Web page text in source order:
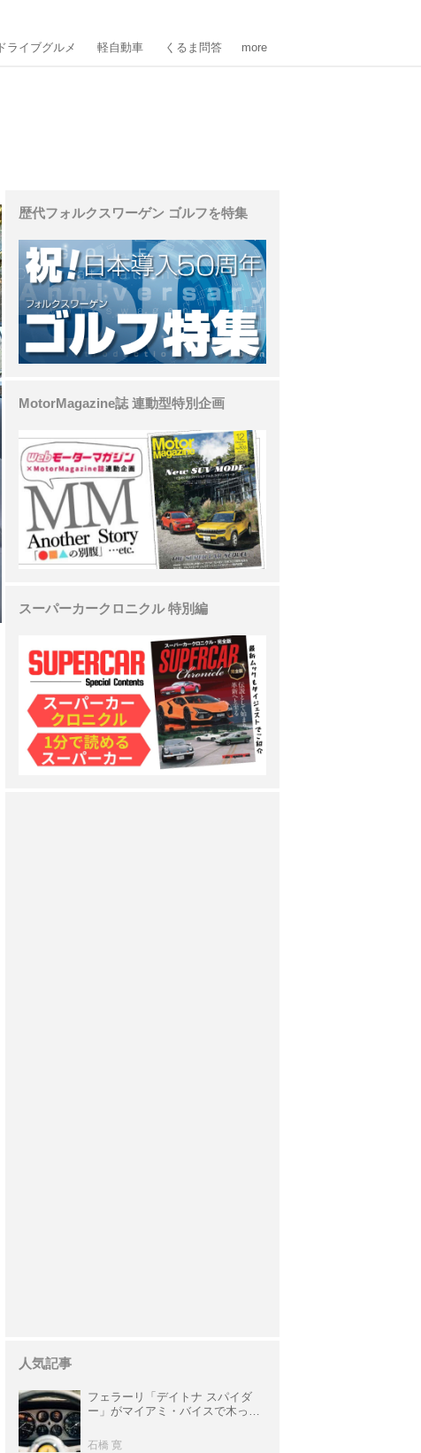
ドライブグルメ 軽自動車 くるま問答 more
歴代フォルクスワーゲン ゴルフを特集
MotorMagazine誌 連動型特別企画
スーパーカークロニクル 特別編
人気記事
フェラーリ「デイトナ スパイダ
ー」がマイアミ・バイスで木っ端
サ」に化けた理由
石橋 寛